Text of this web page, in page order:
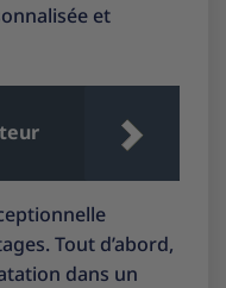
et
Tout d’abord,
dans un